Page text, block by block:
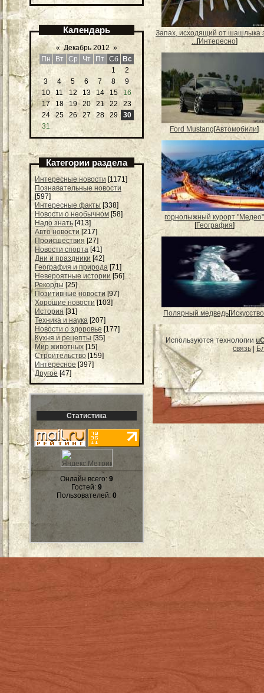
Календарь
« Декабрь 2012 »
Пн
Вт Ср Чт Пт Сб Вс
1
2
3
4 5 6 7 8
9
10
11 12 13 14 15
16
17
18 19 20 21 22
23
24
25 26 27 28 29
30
31
Категории раздела
Интересные новости [1171]
Познавательные новости
[597]
Интересные факты [338]
Новости о необычном [58]
Надо знать [413]
Авто новости [217]
Происшествия [27]
Новости спорта [41]
Дни и праздники [42]
География и природа [71]
Невероятные истории [56]
Рекорды [25]
Позитивные новости [97]
Хорошие новости [103]
История [31]
Техника и наука [207]
Новости о здоровье [177]
Кухня и рецепты [35]
Мир животных [15]
Строительство [159]
Интересное [397]
Другое [47]
Статистика
Онлайн всего: 9
Гостей: 9
Пользователей: 0
Запах, исходящий от шашлыка
...[Интересно]
Ford Mustang [Автомобили]
горнолыжный курорт "Медео"
[География]
Полярный медведь[Искусство
Используются технологии
связь